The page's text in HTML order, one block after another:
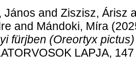
János and Ziszisz, Árisz
and Mándoki, Míra
fürjben (Oreortyx
LAPJA,